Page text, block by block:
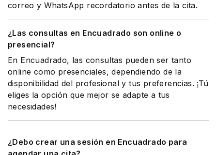
correo y WhatsApp recordatorio antes de la cita.
¿Las consultas en Encuadrado son online o
presencial?
En Encuadrado, las consultas pueden ser tanto
online como presenciales, dependiendo de la
disponibilidad del profesional y tus preferencias. ¡Tú
eliges la opción que mejor se adapte a tus
necesidades!
¿Debo crear una sesión en Encuadrado para